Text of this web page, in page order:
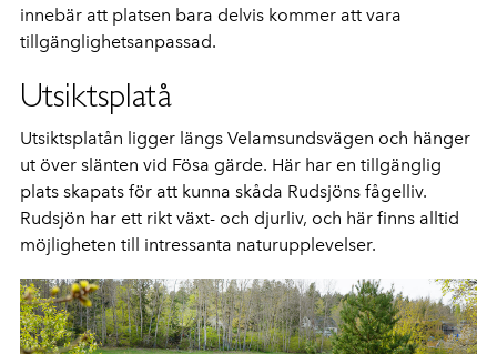
innebär att platsen bara delvis kommer att vara
tillgänglighetsanpassad.
Utsiktsplatå
Utsiktsplatån ligger längs Velamsundsvägen och hänger
ut över slänten vid Fösa gärde. Här har en tillgänglig
plats skapats för att kunna skåda Rudsjöns fågelliv.
Rudsjön har ett rikt växt- och djurliv, och här finns alltid
möjligheten till intressanta naturupplevelser.